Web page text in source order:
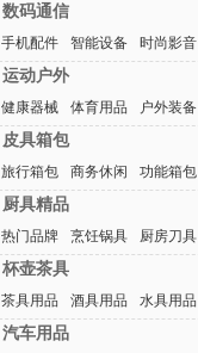
数码通信
手机配件 智能设备 时尚影音
运动户外
健康器械 体育用品 户外装备
皮具箱包
旅行箱包 商务休闲 功能箱包
厨具精品
热门品牌 烹饪锅具 厨房刀具
杯壶茶具
茶具用品 酒具用品 水具用品
汽车用品